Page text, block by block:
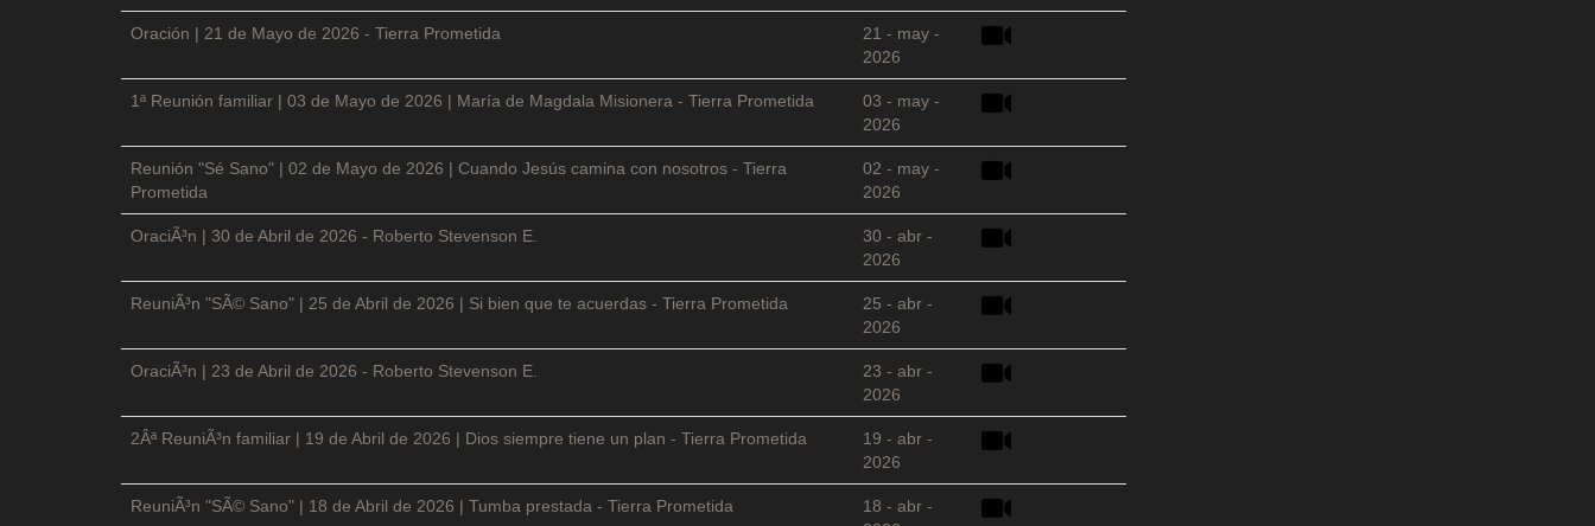
Oración | 21 de Mayo de 2026 - Tierra Prometida
21 - may -
2026
1ª Reunión familiar | 03 de Mayo de 2026 | María de Magdala Misionera - Tierra Prometida
03 - may -
2026
Reunión "Sé Sano" | 02 de Mayo de 2026 | Cuando Jesús camina con nosotros - Tierra
Prometida
02 - may -
2026
OraciÃ³n | 30 de Abril de 2026 - Roberto Stevenson E.
30 - abr -
2026
ReuniÃ³n "SÃ© Sano" | 25 de Abril de 2026 | Si bien que te acuerdas - Tierra Prometida
25 - abr -
2026
OraciÃ³n | 23 de Abril de 2026 - Roberto Stevenson E.
23 - abr -
2026
2Âª ReuniÃ³n familiar | 19 de Abril de 2026 | Dios siempre tiene un plan - Tierra Prometida
19 - abr -
2026
ReuniÃ³n "SÃ© Sano" | 18 de Abril de 2026 | Tumba prestada - Tierra Prometida
18 - abr -